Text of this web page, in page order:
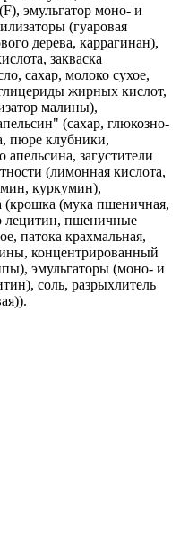
эмульгатор моно- и
(гуаровая
дерева, каррагинан),
закваска
сахар, молоко сухое,
жирных кислот,
малины),
(сахар, глюкозно-
пюре клубники,
апельсина, загустители
(лимонная кислота,
куркумин),
(крошка (мука пшеничная,
лецитин, пшеничные
патока крахмальная,
концентрированный
эмульгаторы (моно- и
соль, разрыхлитель